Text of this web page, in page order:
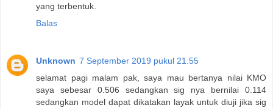
yang terbentuk.
Balas
Unknown 7 September 2019 pukul 21.55
selamat pagi malam pak, saya mau bertanya nilai KMO
saya sebesar 0.506 sedangkan sig nya bernilai 0.114
sedangkan model dapat dikatakan layak untuk diuji jika sig